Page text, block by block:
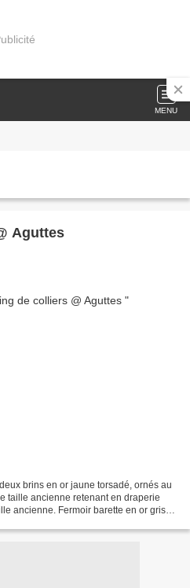
MENU
Aguttes
brins en or jaune torsadé, ornés au
taille ancienne retenant en draperie
ancienne. Fermoir barette en or gris